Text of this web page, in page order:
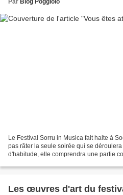
Le Festival Sorru in Musica fait halte à
pas râter la seule soirée qui se
d'habitude, elle comprendra une partie
Les œuvres d'art du